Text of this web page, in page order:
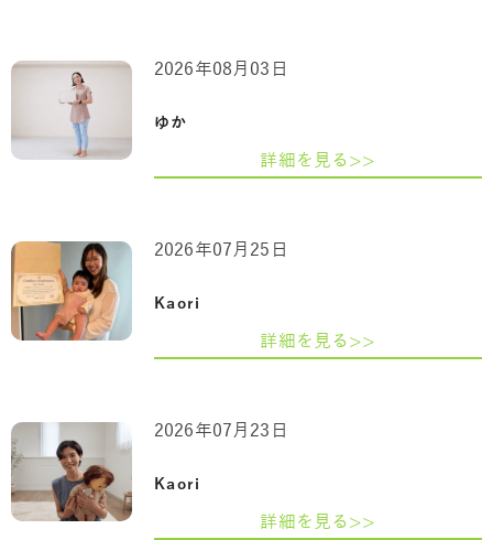
ゆか
2026年08月03日
詳細を見る>>
Kaori
2026年07月25日
詳細を見る>>
Kaori
2026年07月23日
詳細を見る>>